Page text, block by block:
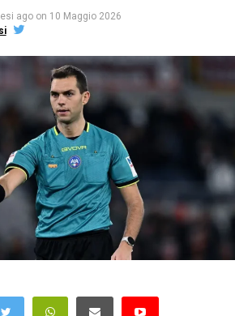
ago on 10 Maggio 2026